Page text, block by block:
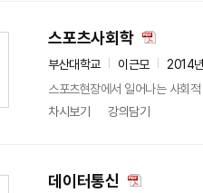
스포츠사회학
부산대학교 이근모
2014
스포츠현장에서 일어나는 사회
차시보기
강의담기
데이터통신